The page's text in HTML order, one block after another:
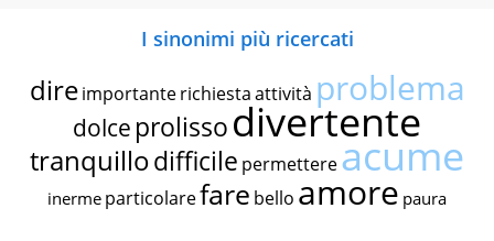
I sinonimi più ricercati
dire importante richiestaattività problema
dolce prolissodivertente
tranquillodifficile permettereacume
inerme particolarefare bello amore paura